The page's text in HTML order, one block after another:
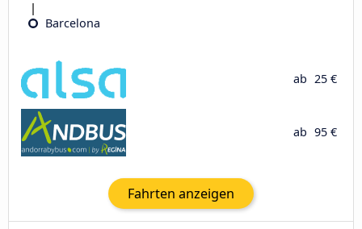
Barcelona
ab 25 €
ab 95 €
Fahrten anzeigen